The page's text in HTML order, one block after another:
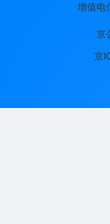
增值电
京
京